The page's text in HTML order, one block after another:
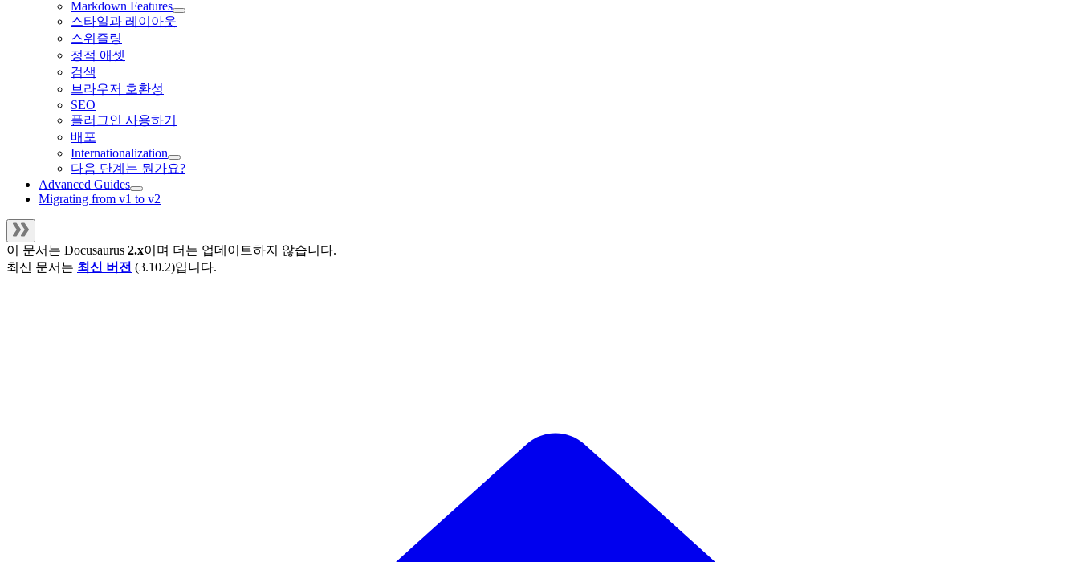
Markdown Features
스타일과 레이아웃
스위즐링
정적 애셋
검색
브라우저 호환성
SEO
플러그인 사용하기
배포
Internationalization
다음 단계는 뭔가요?
Advanced Guides
Migrating from v1 to v2
이 문서는 Docusaurus 2.x이며 더는 업데이트하지 않습니다.
최신 문서는 최신 버전 (3.10.2)입니다.